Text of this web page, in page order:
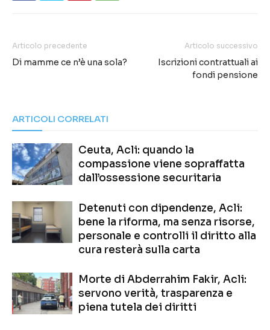
Articolo precedente
Di mamme ce n’è una sola?
Articolo successivo
Iscrizioni contrattuali ai
fondi pensione
ARTICOLI CORRELATI
Ceuta, Acli: quando la
compassione viene sopraffatta
dall’ossessione securitaria
Detenuti con dipendenze, Acli:
bene la riforma, ma senza risorse,
personale e controlli il diritto alla
cura resterà sulla carta
Morte di Abderrahim Fakir, Acli:
servono verità, trasparenza e
piena tutela dei diritti